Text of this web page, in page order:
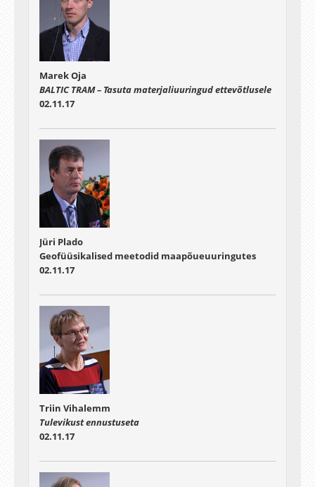
Marek Oja
BALTIC TRAM – Tasuta materjaliuuringud ettevõtlusele
02.11.17
Jüri Plado
Geofüüsikalised meetodid maapõueuuringutes
02.11.17
Triin Vihalemm
Tulevikust ennustuseta
02.11.17